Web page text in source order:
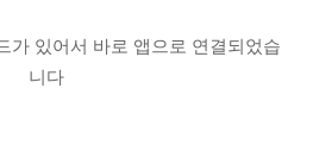
가 있어서 바로 앱으로 연결되었습
니다